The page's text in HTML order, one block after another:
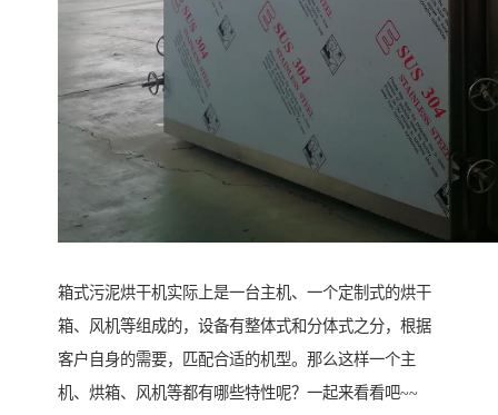
箱式污泥烘干机实际上是一台主机、一个定制式的烘干
箱、风机等组成的，设备有整体式和分体式之分，根据
客户自身的需要，匹配合适的机型。那么这样一个主
机、烘箱、风机等都有哪些特性呢？一起来看看吧~~